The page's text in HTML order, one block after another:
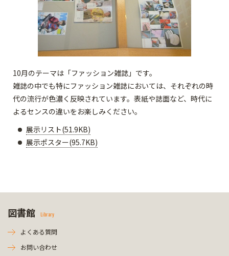
10月のテーマは「ファッション雑誌」です。
雑誌の中でも特にファッション雑誌においては、それぞれの時
代の流行が色濃く反映されています。表紙や誌面など、時代に
よるセンスの違いをお楽しみください。
展示リスト(51.9KB)
展示ポスター(95.7KB)
図書館 Library
よくある質問
お問い合わせ